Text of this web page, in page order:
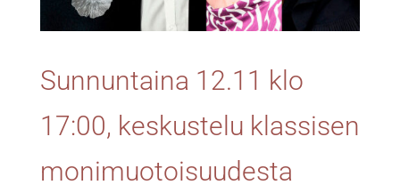
Sunnuntaina 12.11 klo
17:00, keskustelu klassisen
monimuotoisuudesta